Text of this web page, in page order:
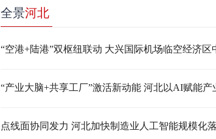
全景河北
点线面协同发力 河北加快制造业人工智能规模化